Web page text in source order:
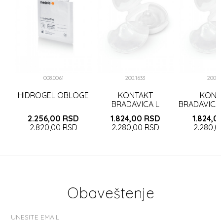
008.0061
HIDROGEL OBLOGE
2.256,00 RSD
2.820,00RSD
200.1633
KONTAKT
BRADAVICA L
(24mm) a2
1.824,00 RSD
2.280,00RSD
Obaveštenje